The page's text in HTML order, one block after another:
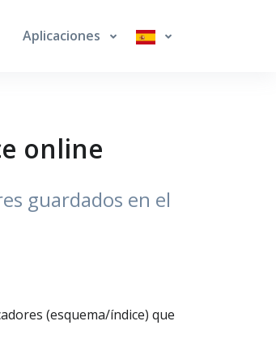
Aplicaciones
online
guardados en el
(esquema/índice) que